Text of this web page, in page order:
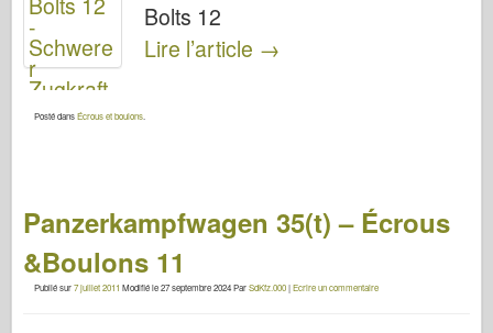
Bolts 12
Lire l’article →
Posté dansÉcrous et boulons
Panzerkampfwagen 35(t) – Écrous
&Boulons 11
Publié sur7 juillet 2011 Modifié le27 septembre 2024ParSdKfz.000|Ecrire un commentaire